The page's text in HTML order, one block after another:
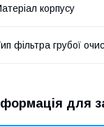
корпусу
фільтра грубої
для